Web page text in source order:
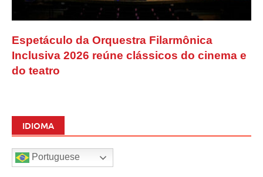
Espetáculo da Orquestra Filarmônica
Inclusiva 2026 reúne clássicos do cinema e
do teatro
IDIOMA
Portuguese